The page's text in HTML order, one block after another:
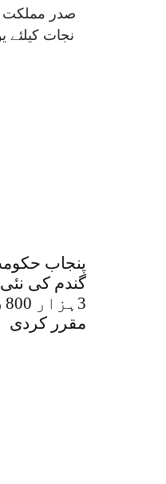
صدر مملکت
نجات کیلئے
پنجاب
گندم کی
مقرر کردی